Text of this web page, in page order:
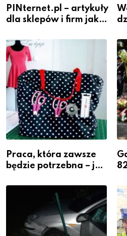
PINternet.pl – artykuły
dla sklepów i firm jako
widoczność
Praca, która zawsze
będzie potrzebna – jak
zawodem przyszłości i
gdzie się go nauczyć?